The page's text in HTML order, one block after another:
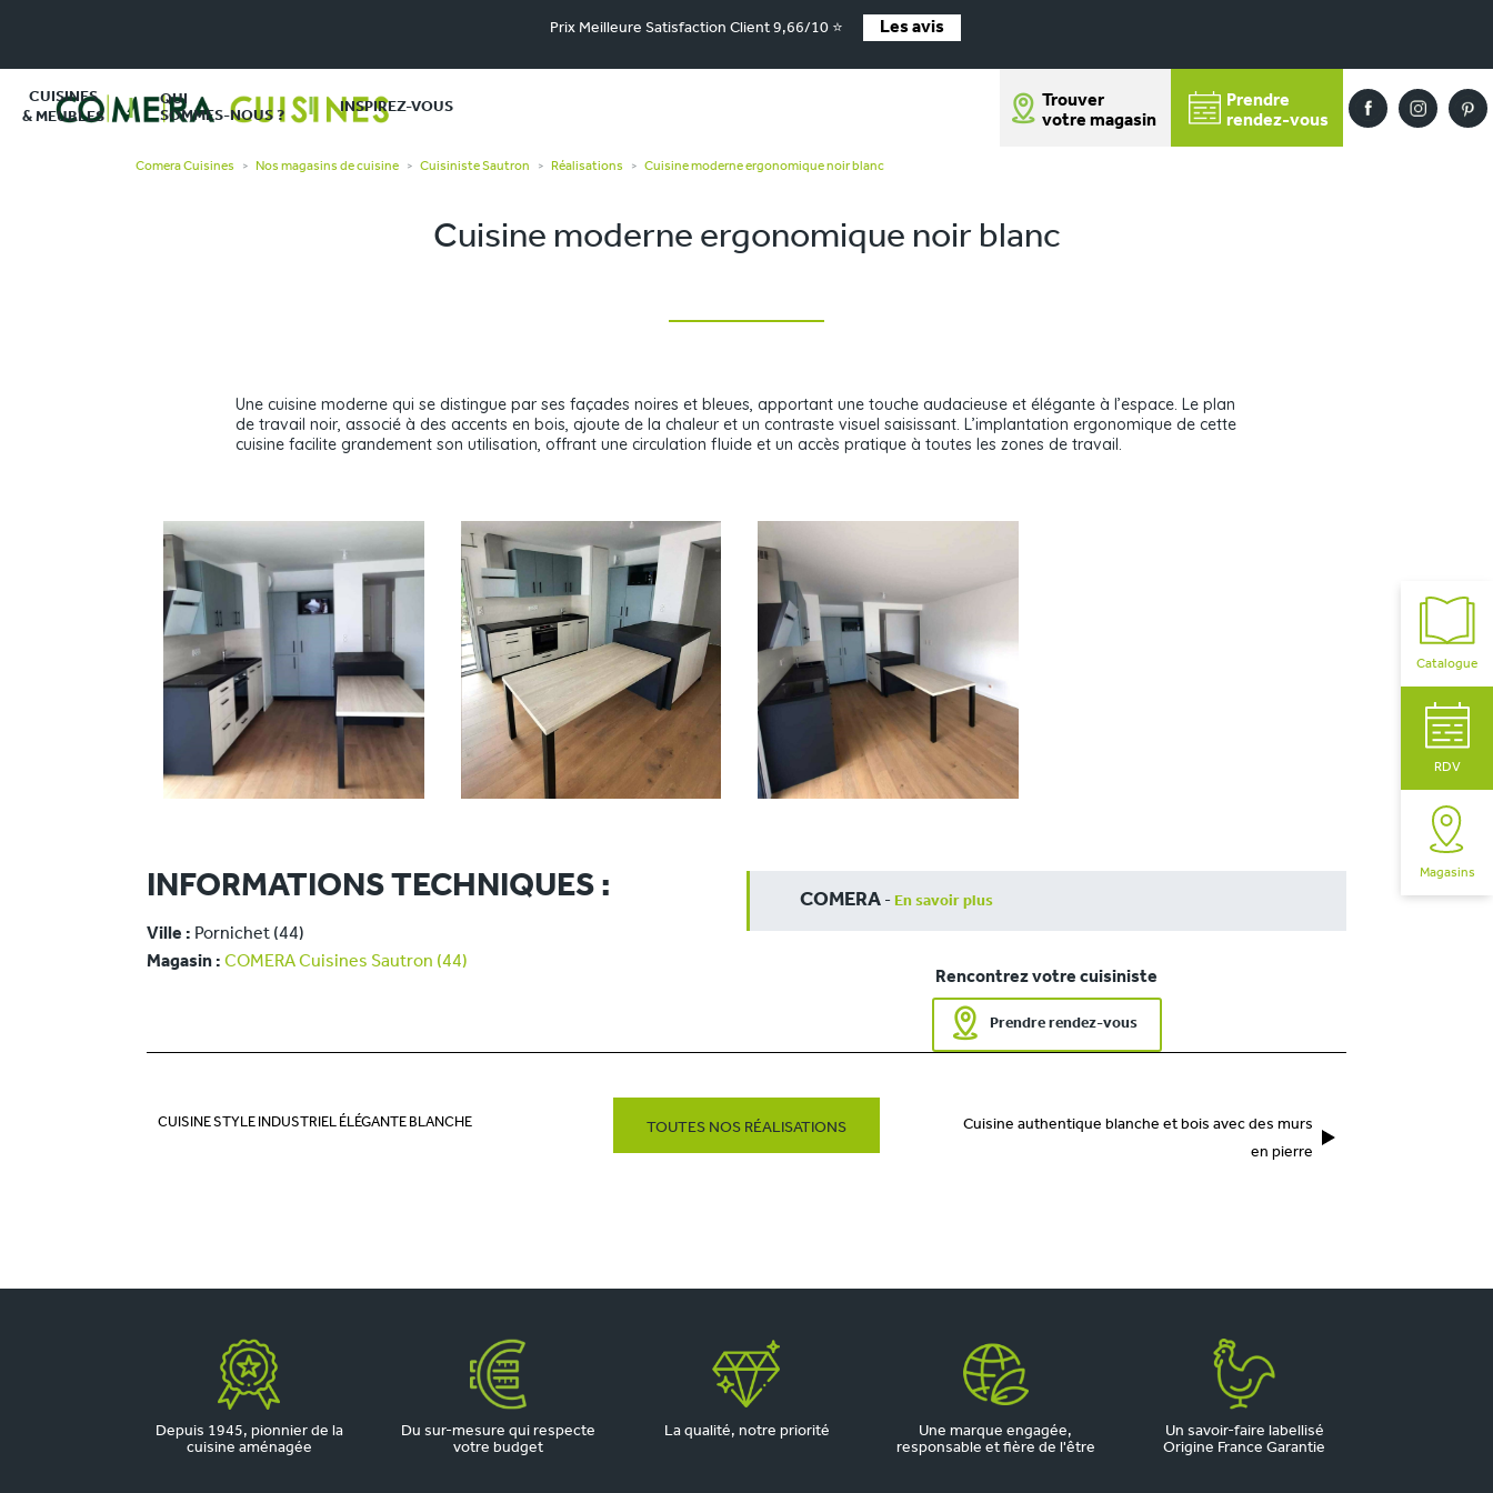
Prix Meilleure Satisfaction Client 9,66/10 ⭐ Les avis
CUISINES
& MEUBLES
QUI
SOMMES-NOUS ?
INSPIREZ-VOUS
Trouver
votre magasin
Prendre
rendez-vous
Catalogue
RDV
Magasins
Comera Cuisines > Nos magasins de cuisine > Cuisiniste Sautron > Réalisations > Cuisine moderne ergonomique noir blanc
Cuisine moderne ergonomique noir blanc
Une cuisine moderne qui se distingue par ses façades noires et bleues, apportant une touche audacieuse et élégante à l’espace. Le plan
de travail noir, associé à des accents en bois, ajoute de la chaleur et un contraste visuel saisissant. L’implantation ergonomique de cette
cuisine facilite grandement son utilisation, offrant une circulation fluide et un accès pratique à toutes les zones de travail.
INFORMATIONS TECHNIQUES :
Ville : Pornichet (44)
Magasin : COMERA Cuisines Sautron (44)
COMERA - En savoir plus
Rencontrez votre cuisiniste
Prendre rendez-vous
CUISINE STYLE INDUSTRIEL ÉLÉGANTE BLANCHE TOUTES NOS RÉALISATIONS
Cuisine authentique blanche et bois avec des murs
en pierre
Depuis 1945, pionnier de la
cuisine aménagée
Du sur-mesure qui respecte
votre budget
La qualité, notre priorité
Une marque engagée,
responsable et fière de l'être
Un savoir-faire labellisé
Origine France Garantie